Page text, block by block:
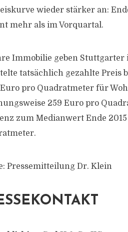
wieder stärker an:
mehr als im Vorquartal.
Immobilie geben Stuttgarter
tatsächlich gezahlte Preis
Euro pro Quadratmeter für
259 Euro pro
zum Medianwert Ende
Pressemitteilung Dr. Klein